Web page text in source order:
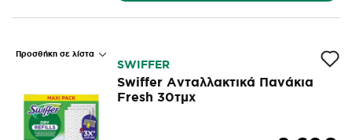
Προσθήκη σε λίστα
SWIFFER
Swiffer Ανταλλακτικά Πανάκια
Fresh 30τμχ